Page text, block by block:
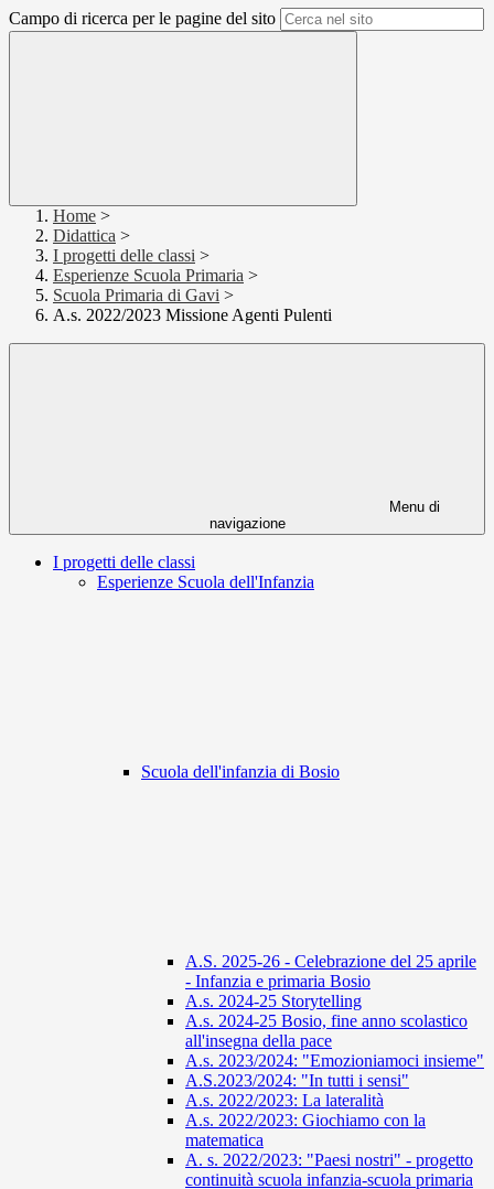
Campo di ricerca per le pagine del sito
Home >
Didattica >
I progetti delle classi >
Esperienze Scuola Primaria >
Scuola Primaria di Gavi >
A.s. 2022/2023 Missione Agenti Pulenti
Menu di
navigazione
I progetti delle classi
Esperienze Scuola dell'Infanzia
Scuola dell'infanzia di Bosio
A.S. 2025-26 - Celebrazione del 25 aprile
- Infanzia e primaria Bosio
A.s. 2024-25 Storytelling
A.s. 2024-25 Bosio, fine anno scolastico
all'insegna della pace
A.s. 2023/2024: "Emozioniamoci insieme"
A.S.2023/2024: "In tutti i sensi"
A.s. 2022/2023: La lateralità
A.s. 2022/2023: Giochiamo con la
matematica
A. s. 2022/2023: "Paesi nostri" - progetto
continuità scuola infanzia-scuola primaria